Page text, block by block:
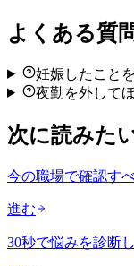
よくある質
妊娠したこと
夜勤を外して
次に読みた
今の職場で確認す
進む
30秒で悩みを診断